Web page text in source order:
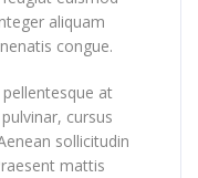
aliquam
congue.
at
cursus
sollicitudin
mattis